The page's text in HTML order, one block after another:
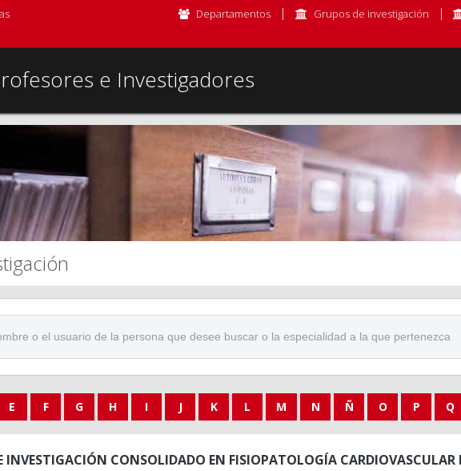
Departamentos Grupos de investigación
e Investigadores
E F G H I J K L M N Ñ O P Q
INVESTIGACIÓN CONSOLIDADO EN FISIOPATOLOGÍA CARDIOVASCULAR